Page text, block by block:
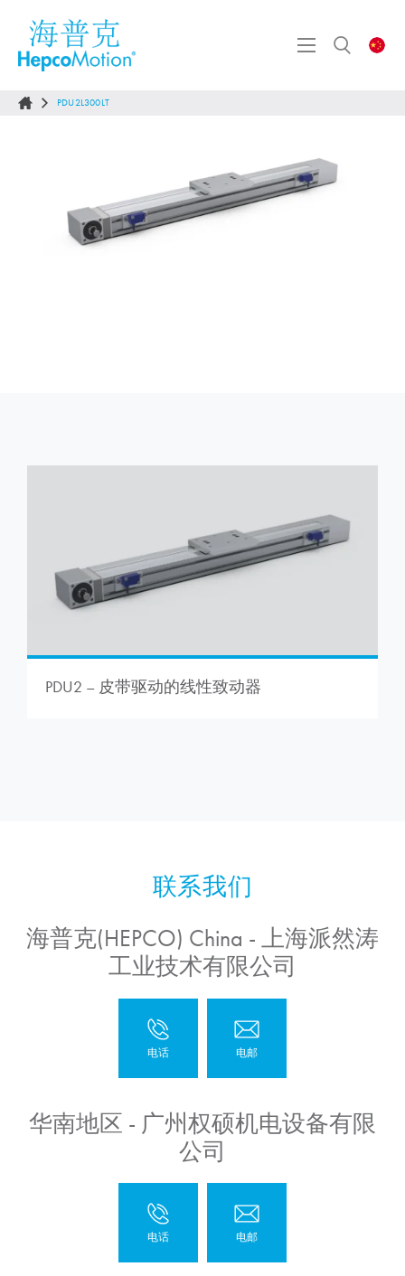
PDU2L300LT
PDU2 – 皮带驱动的线性致动器
海普克(HEPCO) China - 上海派然涛
工业技术有限公司
华南地区 - 广州权硕机电设备有限
公司